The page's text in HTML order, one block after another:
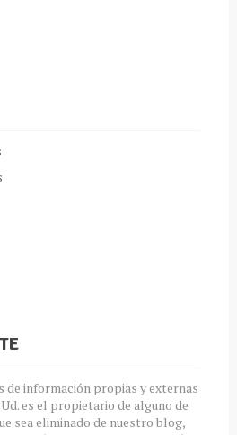
de información propias y externas
es el propietario de alguno de
sea eliminado de nuestro blog,